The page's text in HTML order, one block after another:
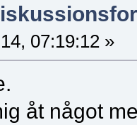
07:19:12 »
åt något